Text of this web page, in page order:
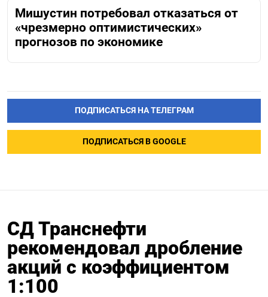
Мишустин потребовал отказаться от
«чрезмерно оптимистических»
прогнозов по экономике
ПОДПИСАТЬСЯ НА ТЕЛЕГРАМ
ПОДПИСАТЬСЯ В GOOGLE
СД Транснефти
рекомендовал дробление
акций с коэффициентом
1:100